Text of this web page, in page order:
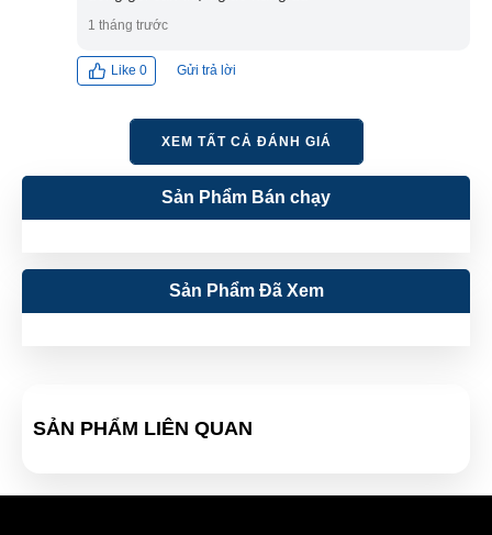
1 tháng trước
Like 0 Gửi trả lời
XEM TẤT CẢ ĐÁNH GIÁ
Sản Phẩm Bán chạy
Sản Phẩm Đã Xem
SẢN PHẨM LIÊN QUAN